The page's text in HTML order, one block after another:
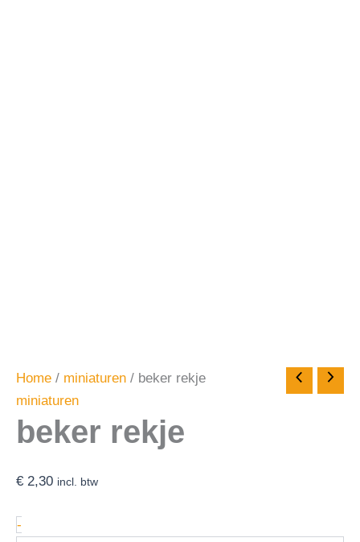
Home / miniaturen / beker rekje
miniaturen
beker rekje
€ 2,30 incl. btw
-